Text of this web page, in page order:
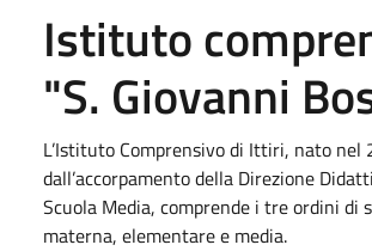
Istituto
"S. Giovanni
L’Istituto Comprensivo di Ittiri, nato nel
dall’accorpamento della Direzione
Scuola Media, comprende i tre ordini di
materna, elementare e media.